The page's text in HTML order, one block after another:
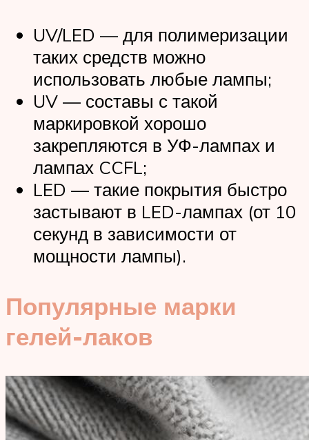
UV/LED — для полимеризации
таких средств можно
использовать любые лампы;
UV — составы с такой
маркировкой хорошо
закрепляются в УФ-лампах и
лампах CCFL;
LED — такие покрытия быстро
застывают в LED-лампах (от 10
секунд в зависимости от
мощности лампы).
Популярные марки
гелей-лаков